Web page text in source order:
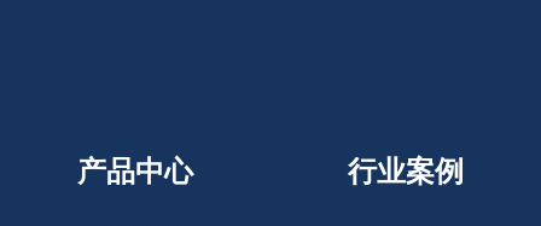
产品中心 行业案例